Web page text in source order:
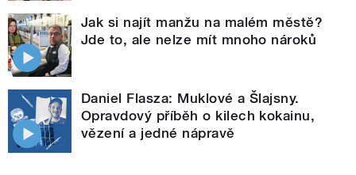
Jak si najít manžu na malém městě?
Jde to, ale nelze mít mnoho nároků
Daniel Flasza: Muklové a Šlajsny.
Opravdový příběh o kilech kokainu,
vězení a jedné nápravě